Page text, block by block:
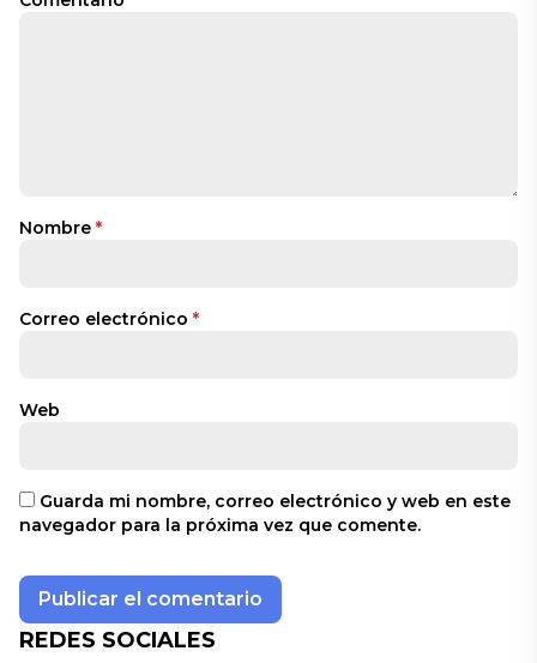
Nombre *
Correo electrónico *
Web
Guarda mi nombre, correo electrónico y web en este
navegador para la próxima vez que comente.
REDES SOCIALES